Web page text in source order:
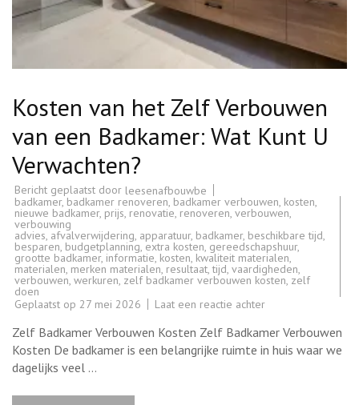
Kosten van het Zelf Verbouwen
van een Badkamer: Wat Kunt U
Verwachten?
Bericht geplaatst door leesenafbouwbe
badkamer, badkamer renoveren, badkamer verbouwen, kosten,
nieuwe badkamer, prijs, renovatie, renoveren, verbouwen,
verbouwing
advies, afvalverwijdering, apparatuur, badkamer, beschikbare tijd,
besparen, budgetplanning, extra kosten, gereedschapshuur,
grootte badkamer, informatie, kosten, kwaliteit materialen,
materialen, merken materialen, resultaat,tijd, vaardigheden,
verbouwen, werkuren, zelf badkamer verbouwen kosten, zelf
doen
Geplaatst op 27 mei 2026 Laat een reactie achterop
het
Zelf
Verbouwen
Zelf Badkamer Verbouwen Kosten Zelf Badkamer Verbouwen
Kosten De badkamer is een belangrijke ruimte in huis waar we
dagelijks veel …